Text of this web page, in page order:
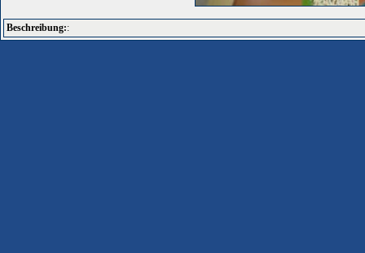
Beschreibung::